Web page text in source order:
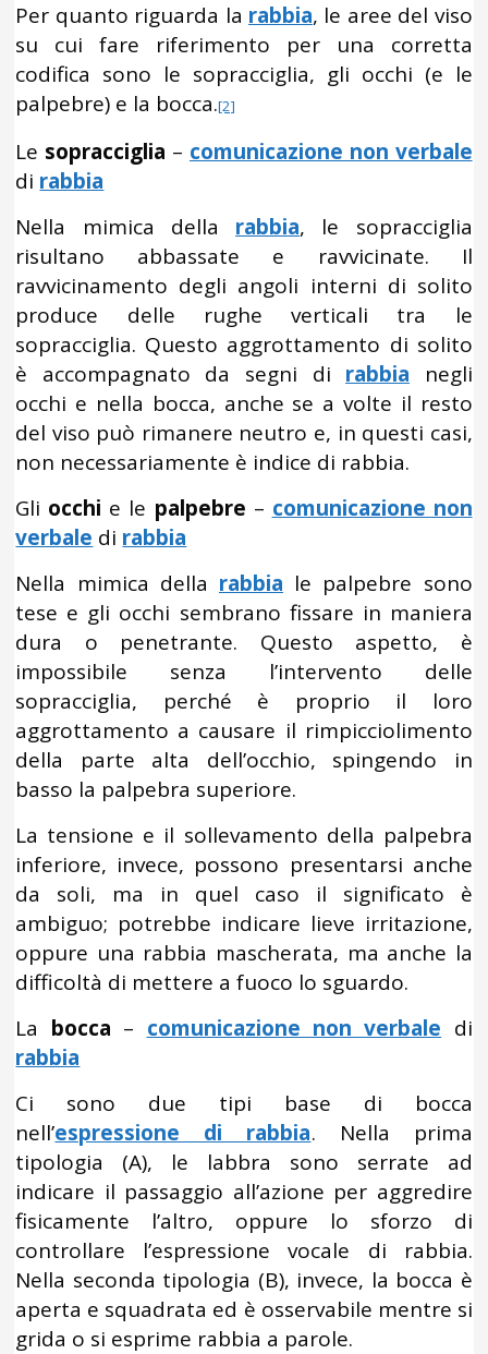
Per quanto riguarda la rabbia, le aree del viso
su cui fare riferimento per una corretta
codifica sono le sopracciglia, gli occhi (e le
palpebre) e la bocca.[2]
Le sopracciglia – comunicazione non verbale
di rabbia
Nella mimica della rabbia, le sopracciglia
risultano abbassate e ravvicinate. Il
ravvicinamento degli angoli interni di solito
produce delle rughe verticali tra le
sopracciglia. Questo aggrottamento di solito
è accompagnato da segni di rabbia negli
occhi e nella bocca, anche se a volte il resto
del viso può rimanere neutro e, in questi casi,
non necessariamente è indice di rabbia.
Gli occhi e le palpebre – comunicazione non
verbale di rabbia
Nella mimica della rabbia le palpebre sono
tese e gli occhi sembrano fissare in maniera
dura o penetrante. Questo aspetto, è
impossibile senza l’intervento delle
sopracciglia, perché è proprio il loro
aggrottamento a causare il rimpicciolimento
della parte alta dell’occhio, spingendo in
basso la palpebra superiore.
La tensione e il sollevamento della palpebra
inferiore, invece, possono presentarsi anche
da soli, ma in quel caso il significato è
ambiguo; potrebbe indicare lieve irritazione,
oppure una rabbia mascherata, ma anche la
difficoltà di mettere a fuoco lo sguardo.
La bocca – comunicazione non verbale di
rabbia
Ci sono due tipi base di bocca
nell’espressione di rabbia. Nella prima
tipologia (A), le labbra sono serrate ad
indicare il passaggio all’azione per aggredire
fisicamente l’altro, oppure lo sforzo di
controllare l’espressione vocale di rabbia.
Nella seconda tipologia (B), invece, la bocca è
aperta e squadrata ed è osservabile mentre si
grida o si esprime rabbia a parole.